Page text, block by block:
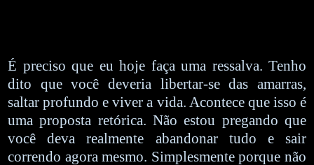
É preciso que eu hoje faça uma ressalva. Tenho
dito que você deveria libertar-se das amarras,
saltar profundo e viver a vida. Acontece que isso é
uma proposta retórica. Não estou pregando que
você deva realmente abandonar tudo e sair
correndo agora mesmo. Simplesmente porque não